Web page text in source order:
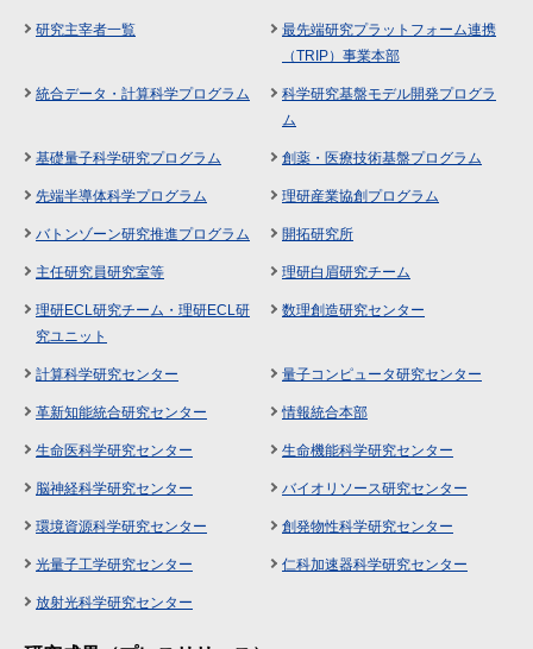
研究主宰者一覧
最先端研究プラットフォーム連携
（TRIP）事業本部
統合データ・計算科学プログラム
科学研究基盤モデル開発プログラ
ム
基礎量子科学研究プログラム 創薬・医療技術基盤プログラム
先端半導体科学プログラム 理研産業協創プログラム
バトンゾーン研究推進プログラム 開拓研究所
主任研究員研究室等 理研白眉研究チーム
理研ECL研究チーム・理研ECL研
究ユニット
数理創造研究センター
計算科学研究センター 量子コンピュータ研究センター
革新知能統合研究センター 情報統合本部
生命医科学研究センター 生命機能科学研究センター
脳神経科学研究センター バイオリソース研究センター
環境資源科学研究センター 創発物性科学研究センター
光量子工学研究センター 仁科加速器科学研究センター
放射光科学研究センター